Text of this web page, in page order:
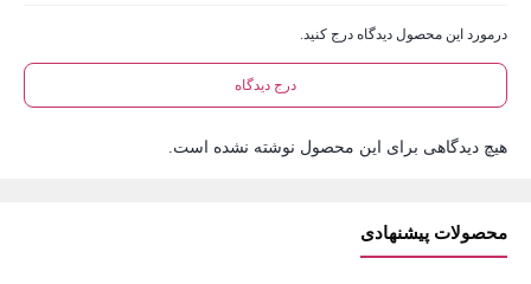
درمورد این محصول دیدگاه درج کنید.
درج دیدگاه
هیچ دیدگاهی برای این محصول نوشته نشده است.
محصولات پیشنهادی